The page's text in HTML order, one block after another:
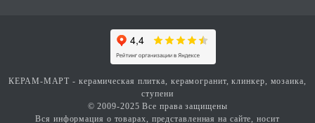
КЕРАМ-МАРТ - керамическая плитка, керамогранит, клинкер, мозаика,
ступени
© 2009-2025 Все права защищены
Вся информация о товарах, представленная на сайте, носит